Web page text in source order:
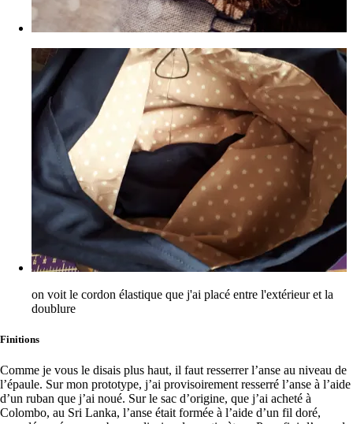
on voit le cordon élastique que j'ai placé entre l'extérieur et la
doublure
Finitions
Comme je vous le disais plus haut, il faut resserrer l’anse au niveau de
l’épaule. Sur mon prototype, j’ai provisoirement resserré l’anse à l’aide
d’un ruban que j’ai noué. Sur le sac d’origine, que j’ai acheté à
Colombo, au Sri Lanka, l’anse était formée à l’aide d’un fil doré,